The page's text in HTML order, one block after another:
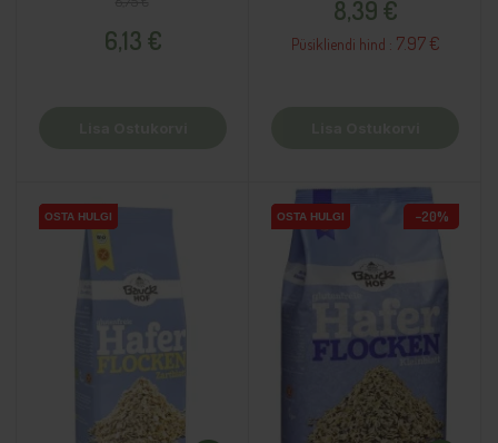
6,13 €
8,39 €
Püsikliendi hind : 7.97 €
OSTA HULGI
OSTA HULGI
OSTA HULGI OSTA HULGI
OSTA HULGI
OSTA HULGI −20%